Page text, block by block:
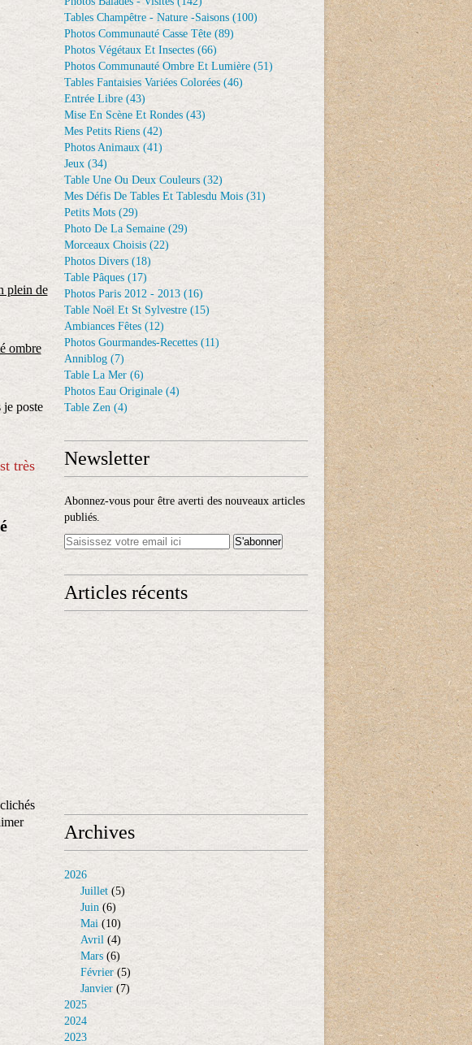
plein de
ombre
je poste
très
Tables Champêtre - Nature -saisons (100)
Photos Communauté Casse Tête (89)
Photos Végétaux Et Insectes (66)
Photos Communauté Ombre Et Lumière (51)
Tables Fantaisies Variées Colorées (46)
Entrée Libre (43)
Mise En Scène Et Rondes (43)
Mes Petits Riens (42)
Photos Animaux (41)
Jeux (34)
Table Une Ou Deux Couleurs (32)
Mes Défis De Tables Et Tablesdu Mois (31)
Petits Mots (29)
Photo De La Semaine (29)
Morceaux Choisis (22)
Photos Divers (18)
Table Pâques (17)
Photos Paris 2012 - 2013 (16)
Table Noël Et St Sylvestre (15)
Ambiances Fêtes (12)
Photos Gourmandes-Recettes (11)
Anniblog (7)
Table La Mer (6)
Photos Eau Originale (4)
Table Zen (4)
Newsletter
Abonnez-vous pour être averti des nouveaux articles
publiés.
Articles récents
Archives
2026
Juillet (5)
Juin (6)
Mai (10)
Avril (4)
Mars (6)
Février (5)
Janvier (7)
2025
2024
2023